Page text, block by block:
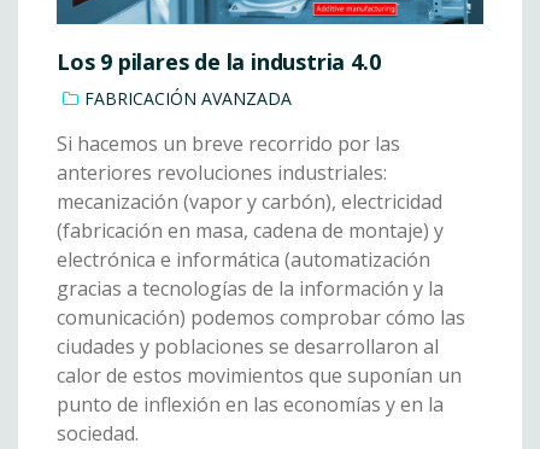
Los 9 pilares de la industria 4.0
FABRICACIÓN AVANZADA
Si hacemos un breve recorrido por las
anteriores revoluciones industriales:
mecanización (vapor y carbón), electricidad
(fabricación en masa, cadena de montaje) y
electrónica e informática (automatización
gracias a tecnologías de la información y la
comunicación) podemos comprobar cómo las
ciudades y poblaciones se desarrollaron al
calor de estos movimientos que suponían un
punto de inflexión en las economías y en la
sociedad.